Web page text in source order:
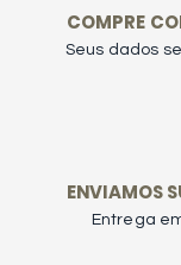
COMPRE
Seus dados
ENVIAMOS
Entrega